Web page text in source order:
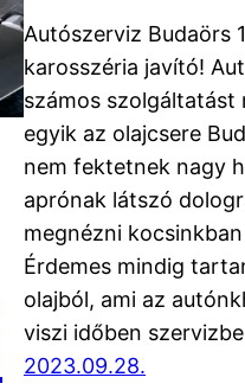
Autószerviz Budaörs
karosszéria javító!
számos szolgáltatást
egyik az olajcsere
nem fektetnek nagy
aprónak látszó
megnézni
Érdemes mindig
olajból, ami az
viszi időben
2023.09.28.